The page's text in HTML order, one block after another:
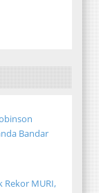
Bandar
Rekor MURI,